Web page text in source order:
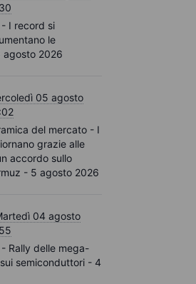
I record si
le
agosto 2026
05 agosto
del mercato - I
grazie alle
accordo sullo
- 5 agosto 2026
04 agosto
Rally delle mega-
semiconduttori - 4